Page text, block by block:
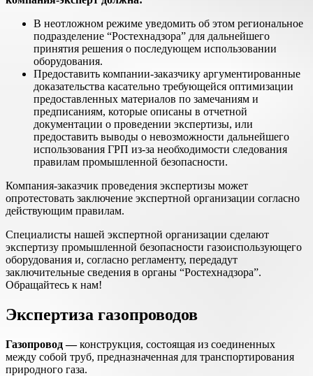
В неотложном режиме уведомить об этом региональное
подразделение “Ростехнадзора” для дальнейшего
принятия решения о последующем использовании
оборудования.
Предоставить компании-заказчику аргументированные
доказательства касательно требующейся оптимизации
предоставленных материалов по замечаниям и
предписаниям, которые описаны в отчетной
документации о проведении экспертизы, или
предоставить выводы о невозможности дальнейшего
использования ГРП из-за необходимости следования
правилам промышленной безопасности.
Компания-заказчик проведения экспертизы может
опротестовать заключение экспертной организации согласно
действующим правилам.
Специалисты нашей экспертной организации сделают
экспертизу промышленной безопасности газоиспользующего
оборудования и, согласно регламенту, передадут
заключительные сведения в органы “Ростехнадзора”.
Обращайтесь к нам!
Экспертиза газопроводов
Газопровод—конструкция, состоящая из соединенных
между собой труб, предназначенная для транспортирования
природного газа.